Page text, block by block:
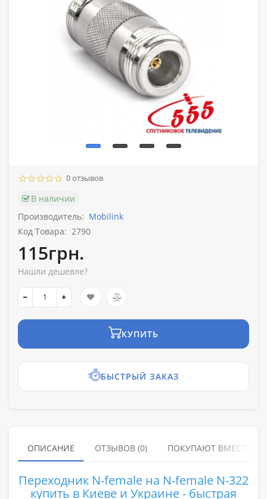
0 отзывов
В наличии
Производитель: Mobilink
Код Товара: 2790
115грн.
Нашли дешевле?
КУПИТЬ
БЫСТРЫЙ ЗАКАЗ
ОПИСАНИЕ ОТЗЫВОВ (0) ПОКУПАЮТ ВМЕСТЕ
Переходник N-female на N-female N-322
купить в Киеве и Украине - быстрая